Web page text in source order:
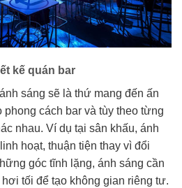
kế quán bar
sáng sẽ là thứ mang đến ấn
cách bar và tùy theo từng
nhau. Ví dụ tại sân khấu, ánh
hoạt, thuận tiện thay vì đổi
góc tĩnh lặng, ánh sáng cần
tối để tạo không gian riêng tư.